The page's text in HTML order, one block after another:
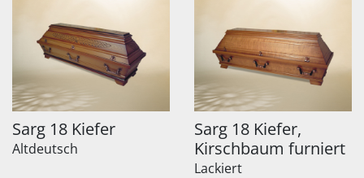
Sarg 18 Kiefer
Altdeutsch
Sarg 18 Kiefer,
Kirschbaum furniert
Lackiert